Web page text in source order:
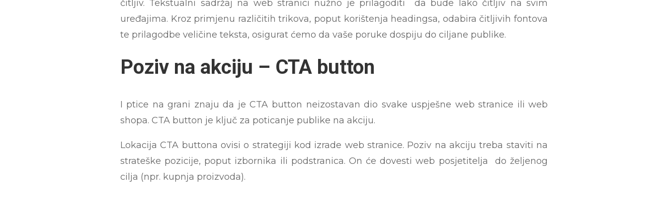
čitljiv. Tekstualni sadržaj na web stranici nužno je prilagoditi da bude lako čitljiv na svim
uređajima. Kroz primjenu različitih trikova, poput korištenja headingsa, odabira čitljivih fontova
te prilagodbe veličine teksta, osigurat ćemo da vaše poruke dospiju do ciljane publike.
Poziv na akciju – CTA button
I ptice na grani znaju da je CTA button neizostavan dio svake uspješne web stranice ili web
shopa. CTA button je ključ za poticanje publike na akciju.
Lokacija CTA buttona ovisi o strategiji kod izrade web stranice. Poziv na akciju treba staviti na
strateške pozicije, poput izbornika ili podstranica. On će dovesti web posjetitelja do željenog
cilja (npr. kupnja proizvoda).